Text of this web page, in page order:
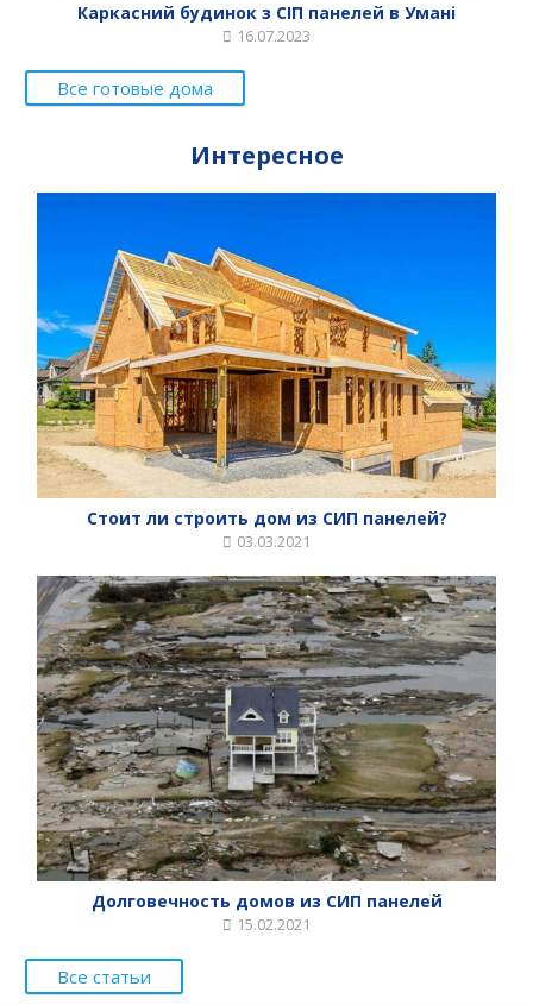
Каркасний будинок з СІП панелей в Умані
16.07.2023
Все готовые дома
Интересное
Стоит ли строить дом из СИП панелей?
03.03.2021
Долговечность домов из СИП панелей
15.02.2021
Все статьи